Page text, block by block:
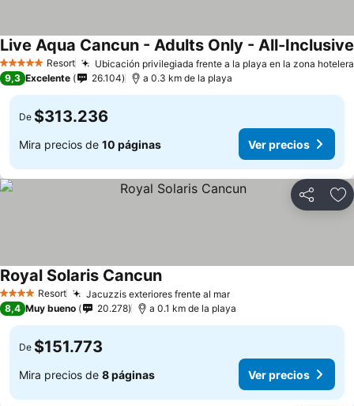
5 Estrellas Resort Ubicación privilegiada frente a la playa en la zona hotelera
Live Aqua Cancun - Adults Only - All-Inclusive
9,3 Excelente 26.104 a 0.3 km de la playa
De $313.236
Mira precios de 10 páginas Ver precios
Compartir
4 EstrellasResort Jacuzzis exteriores frente al marVer precios
Royal Solaris CancunVer precios
8,4 Muy bueno 20.278 a 0.1 km de la playa
De $151.773
Mira precios de 8 páginas Ver precios